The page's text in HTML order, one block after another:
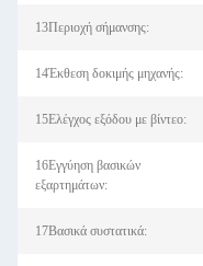
13Περιοχή σήμανσης:
14Έκθεση δοκιμής μηχανής:
15Ελέγχος εξόδου με βίντεο:
16Εγγύηση βασικών
εξαρτημάτων:
17Βασικά συστατικά: